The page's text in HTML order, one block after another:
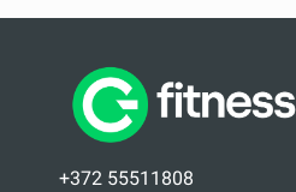
+372 55511808